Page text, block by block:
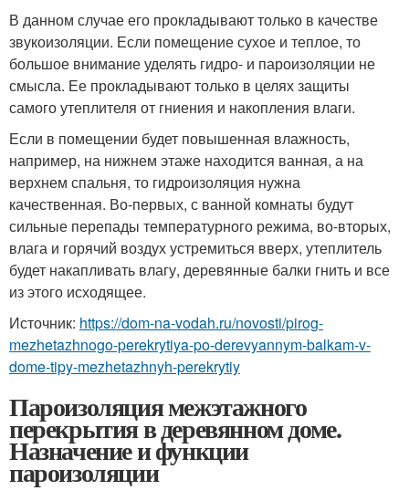
В данном случае его прокладывают только в качестве
звукоизоляции. Если помещение сухое и теплое, то
большое внимание уделять гидро- и пароизоляции не
смысла. Ее прокладывают только в целях защиты
самого утеплителя от гниения и накопления влаги.
Если в помещении будет повышенная влажность,
например, на нижнем этаже находится ванная, а на
верхнем спальня, то гидроизоляция нужна
качественная. Во-первых, с ванной комнаты будут
сильные перепады температурного режима, во-вторых,
влага и горячий воздух устремиться вверх, утеплитель
будет накапливать влагу, деревянные балки гнить и все
из этого исходящее.
Источник: https://dom-na-vodah.ru/novosti/pirog-
mezhetazhnogo-perekrytiya-po-derevyannym-balkam-v-
dome-tipy-mezhetazhnyh-perekrytiy
Пароизоляция межэтажного
перекрытия в деревянном доме.
Назначение и функции
пароизоляции